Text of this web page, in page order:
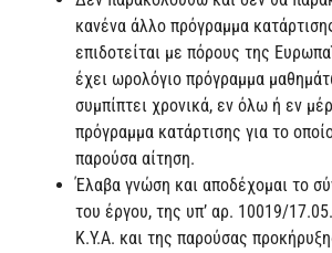
κανένα άλλο πρόγραμμα
επιδοτείται με πόρους της
έχει ωρολόγιο πρόγραμμα
συμπίπτει χρονικά, εν όλω ή εν
πρόγραμμα κατάρτισης για το
παρούσα αίτηση.
Έλαβα γνώση και αποδέχομαι το
του έργου, της υπ’ αρ. 10019/
Κ.Υ.Α. και της παρούσας